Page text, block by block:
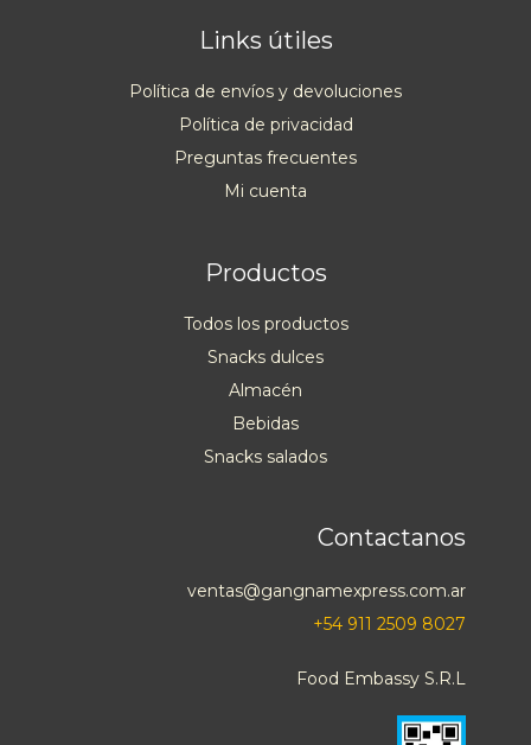
Links útiles
Política de envíos y devoluciones
Política de privacidad
Preguntas frecuentes
Mi cuenta
Productos
Todos los productos
Snacks dulces
Almacén
Bebidas
Snacks salados
Contactanos
ventas@gangnamexpress.com.ar
+54 911 2509 8027
Food Embassy S.R.L